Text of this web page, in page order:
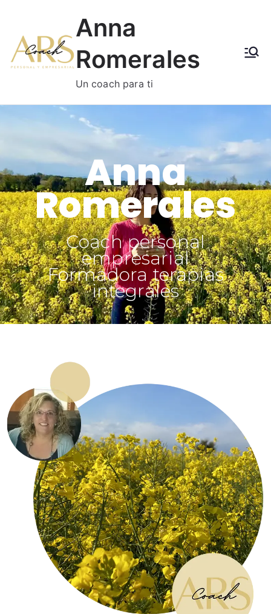
Anna
Romerales
Un coach para ti
Anna
Romerales
Coach personal
empresarial
Formadora terapias
integrales